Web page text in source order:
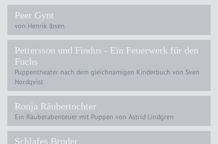
Peer Gynt
von Henrik Ibsen
Pettersson und Findus - Ein Feuerwerk für den
Fuchs
Puppentheater nach dem gleichnamigen Kinderbuch von Sven
Nordqvist
Ronja Räubertochter
Ein Räuberabenteuer mit Puppen von Astrid Lindgren
Schlafes Bruder